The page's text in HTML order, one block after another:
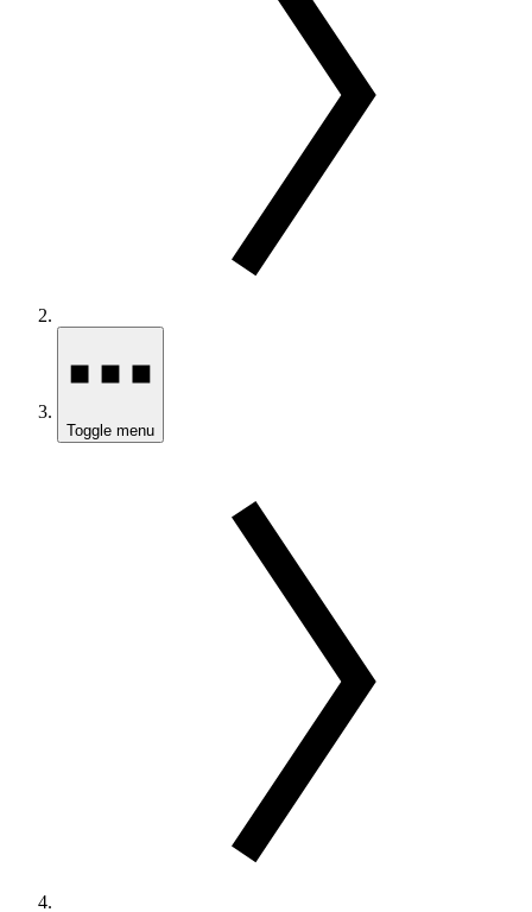
Toggle menu